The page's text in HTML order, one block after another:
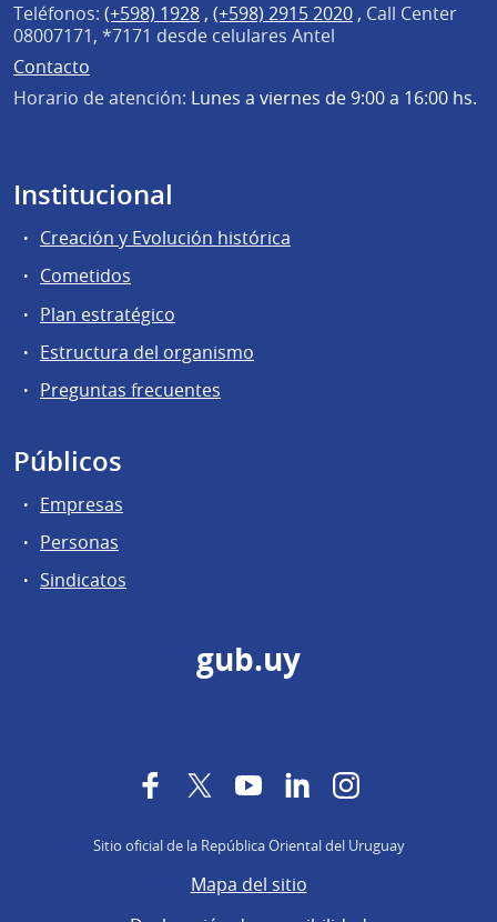
Teléfonos: (+598) 1928 , (+598) 2915 2020 , Call Center
08007171, *7171 desde celulares Antel
Contacto
Horario de atención: Lunes a viernes de 9:00 a 16:00 hs.
Institucional
Creación y Evolución histórica
Cometidos
Plan estratégico
Estructura del organismo
Preguntas frecuentes
Públicos
Empresas
Personas
Sindicatos
gub.uy
FacebookTwitterYouTubeLinkedInInstagram
Sitio oficial de la República Oriental del Uruguay
Mapa del sitio